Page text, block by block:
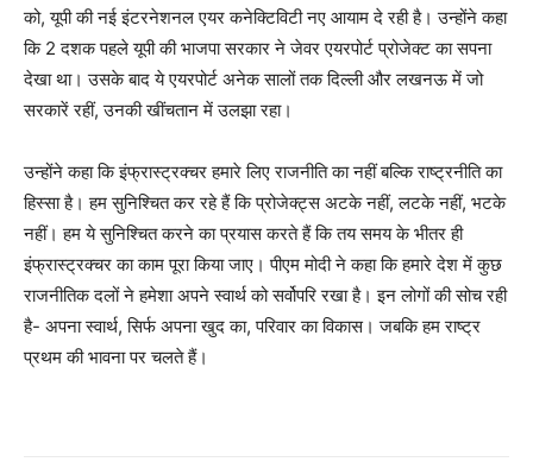
को, यूपी की नई इंटरनेशनल एयर कनेक्टिविटी नए आयाम दे रही है। उन्होंने कहा
कि 2 दशक पहले यूपी की भाजपा सरकार ने जेवर एयरपोर्ट प्रोजेक्ट का सपना
देखा था। उसके बाद ये एयरपोर्ट अनेक सालों तक दिल्ली और लखनऊ में जो
सरकारें रहीं, उनकी खींचतान में उलझा रहा।
उन्होंने कहा कि इंफ्रास्ट्रक्चर हमारे लिए राजनीति का नहीं बल्कि राष्ट्रनीति का
हिस्सा है। हम सुनिश्चित कर रहे हैं कि प्रोजेक्ट्स अटके नहीं, लटके नहीं, भटके
नहीं। हम ये सुनिश्चित करने का प्रयास करते हैं कि तय समय के भीतर ही
इंफ्रास्ट्रक्चर का काम पूरा किया जाए। पीएम मोदी ने कहा कि हमारे देश में कुछ
राजनीतिक दलों ने हमेशा अपने स्वार्थ को सर्वोपरि रखा है। इन लोगों की सोच रही
है- अपना स्वार्थ, सिर्फ अपना खुद का, परिवार का विकास। जबकि हम राष्ट्र
प्रथम की भावना पर चलते हैं।